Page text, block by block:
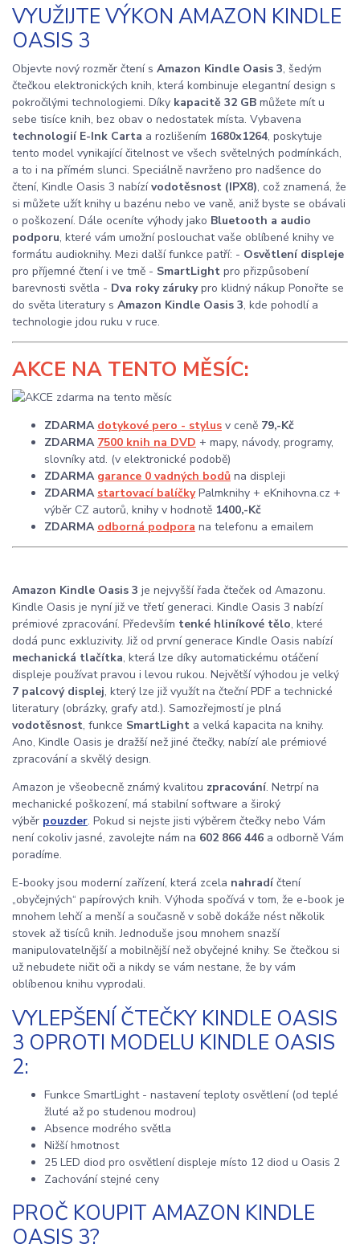
VYUŽIJTE VÝKON AMAZON KINDLE
OASIS 3
Objevte nový rozměr čtení s Amazon Kindle Oasis 3, šedým
čtečkou elektronických knih, která kombinuje elegantní design s
pokročilými technologiemi. Díky kapacitě 32 GB můžete mít u
sebe tisíce knih, bez obav o nedostatek místa. Vybavena
technologií E-Ink Carta a rozlišením 1680x1264, poskytuje
tento model vynikající čitelnost ve všech světelných podmínkách,
a to i na přímém slunci. Speciálně navrženo pro nadšence do
čtení, Kindle Oasis 3 nabízívodotěsnost (IPX8), což znamená, že
si můžete užít knihy u bazénu nebo ve vaně, aniž byste se obávali
o poškození. Dále oceníte výhody jako Bluetooth a audio
podporu, které vám umožní poslouchat vaše oblíbené knihy ve
formátu audioknihy. Mezi další funkce patří: - Osvětlení displeje
pro příjemné čtení i ve tmě - SmartLight pro přizpůsobení
barevnosti světla - Dva roky zárukypro klidný nákup Ponořte se
do světa literatury s Amazon Kindle Oasis 3, kde pohodlí a
technologie jdou ruku v ruce.
AKCE NA TENTO MĚSÍC:
ZDARMA dotykové pero - stylus v ceně 79,-Kč
ZDARMA 7500 knih na DVD + mapy, návody, programy,
slovníky atd. (v elektronické podobě)
ZDARMA garance 0 vadných bodů na displeji
ZDARMA startovací balíčkyPalmknihy + eKnihovna.cz +
výběr CZ autorů, knihy v hodnotě 1400,-Kč
ZDARMA odborná podpora na telefonu a emailem
Amazon Kindle Oasis 3 je nejvyšší řada čteček od Amazonu.
Kindle Oasis je nyní již ve třetí generaci. Kindle Oasis 3 nabízí
prémiové zpracování. Především tenké hliníkové tělo, které
dodá punc exkluzivity. Již od první generace Kindle Oasis nabízí
mechanická tlačítka, která lze díky automatickému otáčení
displeje používat pravou i levou rukou. Největší výhodou je velký
7 palcový displej, který lze již využít na čteční PDF a technické
literatury (obrázky, grafy atd.). Samozřejmostí je plná
vodotěsnost, funkce SmartLight a velká kapacita na knihy.
Ano, Kindle Oasis je dražší než jiné čtečky, nabízí ale prémiové
zpracování a skvělý design.
Amazon je všeobecně známý kvalitou zpracování. Netrpí na
mechanické poškození, má stabilní software a široký
výběr pouzder. Pokud si nejste jisti výběrem čtečky nebo Vám
není cokoliv jasné, zavolejte nám na 602 866 446 a odborně Vám
poradíme.
E-booky jsou moderní zařízení, která zcela nahradíčtení
„obyčejných“ papírových knih. Výhoda spočívá v tom, že e-book je
mnohem lehčí a menší a současně v sobě dokáže nést několik
stovek až tisíců knih. Jednoduše jsou mnohem snazší
manipulovatelnější a mobilnější než obyčejné knihy. Se čtečkou si
už nebudete ničit oči a nikdy se vám nestane, že by vám
oblíbenou knihu vyprodali.
VYLEPŠENÍ ČTEČKY KINDLE OASIS
3 OPROTI MODELU KINDLE OASIS
2:
Funkce SmartLight - nastavení teploty osvětlení (od teplé
žluté až po studenou modrou)
Absence modrého světla
Nižší hmotnost
25 LED diod pro osvětlení displeje místo 12 diod u Oasis 2
Zachování stejné ceny
PROČ KOUPIT AMAZON KINDLE
OASIS 3?